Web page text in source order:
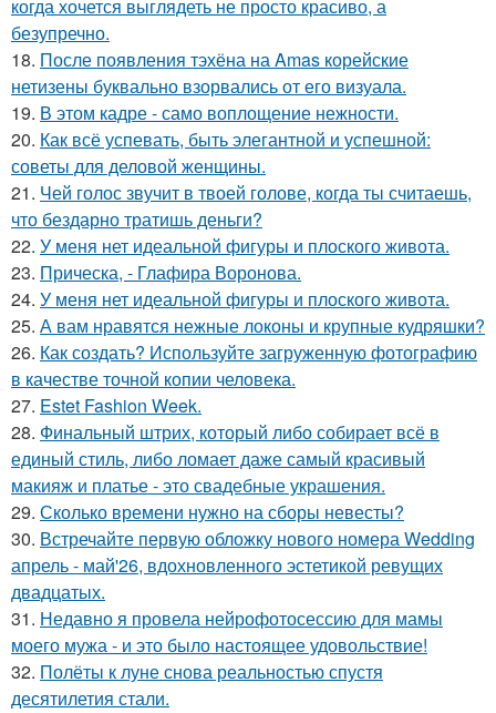
когда хочется выглядеть не просто красиво, а
безупречно.
18. После появления тэхёна на Amas корейские
нетизены буквально взорвались от его визуала.
19. В этом кадре - само воплощение нежности.
20. Как всё успевать, быть элегантной и успешной:
советы для деловой женщины.
21. Чей голос звучит в твоей голове, когда ты считаешь,
что бездарно тратишь деньги?
22. У меня нет идеальной фигуры и плоского живота.
23. Прическа, - Глафира Воронова.
24. У меня нет идеальной фигуры и плоского живота.
25. А вам нравятся нежные локоны и крупные кудряшки?
26. Как создать? Используйте загруженную фотографию
в качестве точной копии человека.
27. Estet Fashion Week.
28. Финальный штрих, который либо собирает всё в
единый стиль, либо ломает даже самый красивый
макияж и платье - это свадебные украшения.
29. Сколько времени нужно на сборы невесты?
30. Встречайте первую обложку нового номера Wedding
апрель - май'26, вдохновленного эстетикой ревущих
двадцатых.
31. Недавно я провела нейрофотосессию для мамы
моего мужа - и это было настоящее удовольствие!
32. Полёты к луне снова реальностью спустя
десятилетия стали.